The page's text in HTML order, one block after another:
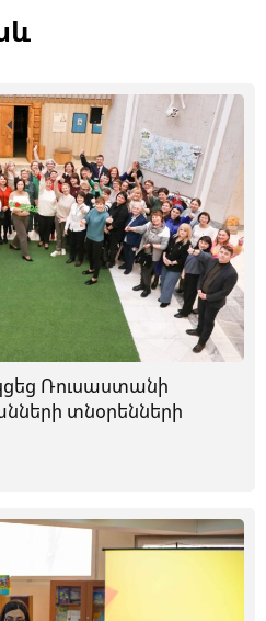
Ռուսաստանի
տնօրենների